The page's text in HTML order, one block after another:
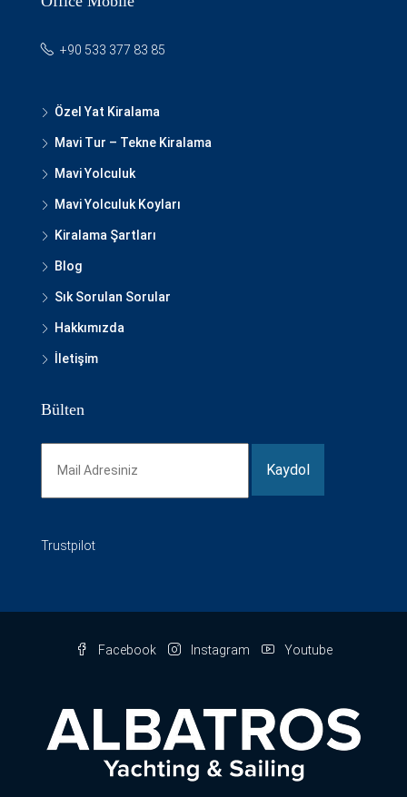
+90 533 377 83 85
Özel Yat Kiralama
Mavi Tur – Tekne Kiralama
Mavi Yolculuk
Mavi Yolculuk Koyları
Kiralama Şartları
Blog
Sık Sorulan Sorular
Hakkımızda
İletişim
Bülten
Trustpilot
Facebook Instagram Youtube